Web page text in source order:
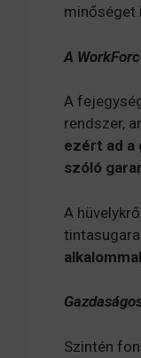
minőséget
A
A
rendszer,
ezért ad a
szóló
A
alkalommal
Szintén